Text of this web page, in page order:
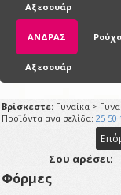
Αξεσουάρ
ΑΝΔΡΑΣ
Αξεσουάρ
Βρίσκεστε: Γυναίκα >
Προϊόντα ανα σελίδα: 25 50
Σου αρέσει;
Φόρμες